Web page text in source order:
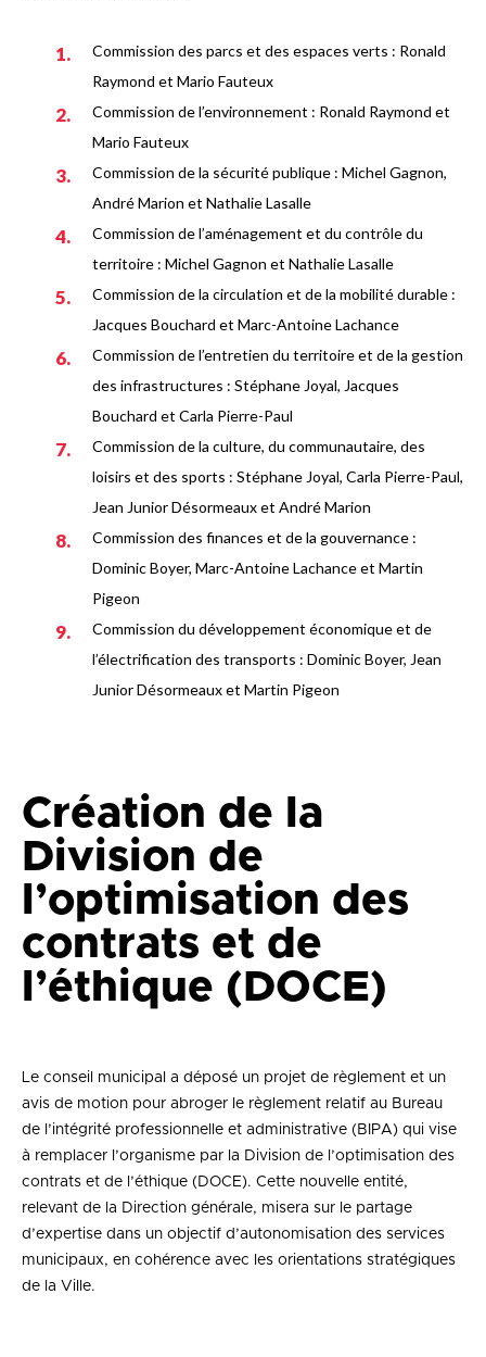
Commission des parcs et des espaces verts : Ronald
Raymond et Mario Fauteux
Commission de l’environnement : Ronald Raymond et
Mario Fauteux
Commission de la sécurité publique : Michel Gagnon,
André Marion et Nathalie Lasalle
Commission de l’aménagement et du contrôle du
territoire : Michel Gagnon et Nathalie Lasalle
Commission de la circulation et de la mobilité durable :
Jacques Bouchard et Marc-Antoine Lachance
Commission de l’entretien du territoire et de la gestion
des infrastructures : Stéphane Joyal, Jacques
Bouchard et Carla Pierre-Paul
Commission de la culture, du communautaire, des
loisirs et des sports : Stéphane Joyal, Carla Pierre-Paul,
Jean Junior Désormeaux et André Marion
Commission des finances et de la gouvernance :
Dominic Boyer, Marc-Antoine Lachance et Martin
Pigeon
Commission du développement économique et de
l’électrification des transports : Dominic Boyer, Jean
Junior Désormeaux et Martin Pigeon
Création de la
Division de
l’optimisation des
contrats et de
l’éthique (DOCE)
Le conseil municipal a déposé un projet de règlement et un
avis de motion pour abroger le règlement relatif au Bureau
de l’intégrité professionnelle et administrative (BIPA) qui vise
à remplacer l’organisme par la Division de l’optimisation des
contrats et de l’éthique (DOCE). Cette nouvelle entité,
relevant de la Direction générale, misera sur le partage
d’expertise dans un objectif d’autonomisation des services
municipaux, en cohérence avec les orientations stratégiques
de la Ville.